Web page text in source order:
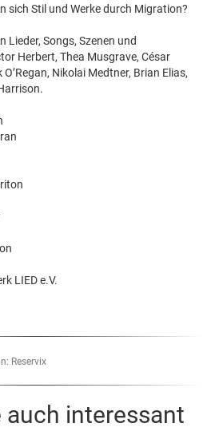
sich Stil und Werke durch Migration?
Songs, Szenen und
Herbert, Thea Musgrave, César
O’Regan, Nikolai Medtner, Brian Elias,
LIED e.V.
Reservix
auch interessant